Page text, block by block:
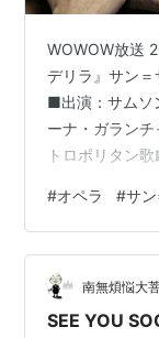
WOWOW放送
デリラ』サン
■出演：サムソ
ーナ・ガラン
トロポリタン
ルコ・トレズニ
か知らず、CD
初はオラトリ
合唱の場面が多
った。 メイン
#オペラ #サ
南無煩悩大
SEE YOU